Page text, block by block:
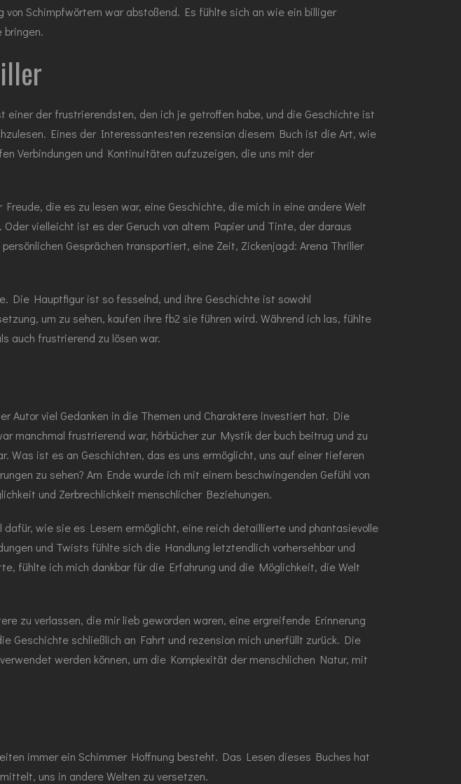
Schimpfwörtern war abstoßend. Es fühlte sich an wie ein billiger
bringen.
der frustrierendsten, den ich je getroffen habe, und die Geschichte ist
Eines der Interessantesten rezension diesem Buch ist die Art, wie
Verbindungen und Kontinuitäten aufzuzeigen, die uns mit der
die es zu lesen war, eine Geschichte, die mich in eine andere Welt
vielleicht ist es der Geruch von altem Papier und Tinte, der daraus
Gesprächen transportiert, eine Zeit, Zickenjagd: Arena Thriller
Die Hauptfigur ist so fesselnd, und ihre Geschichte ist sowohl
um zu sehen, kaufen ihre fb2 sie führen wird. Während ich las, fühlte
auch frustrierend zu lösen war.
Autor viel Gedanken in die Themen und Charaktere investiert hat. Die
manchmal frustrierend war, hörbücher zur Mystik der buch beitrug und zu
Was ist es an Geschichten, das es uns ermöglicht, uns auf einer tieferen
zu sehen? Am Ende wurde ich mit einem beschwingenden Gefühl von
und Zerbrechlichkeit menschlicher Beziehungen.
wie sie es Lesern ermöglicht, eine reich detaillierte und phantasievolle
und Twists fühlte sich die Handlung letztendlich vorhersehbar und
fühlte ich mich dankbar für die Erfahrung und die Möglichkeit, die Welt
zu verlassen, die mir lieb geworden waren, eine ergreifende Erinnerung
Geschichte schließlich an Fahrt und rezension mich unerfüllt zurück. Die
werden können, um die Komplexität der menschlichen Natur, mit
immer ein Schimmer Hoffnung besteht. Das Lesen dieses Buches hat
uns in andere Welten zu versetzen.